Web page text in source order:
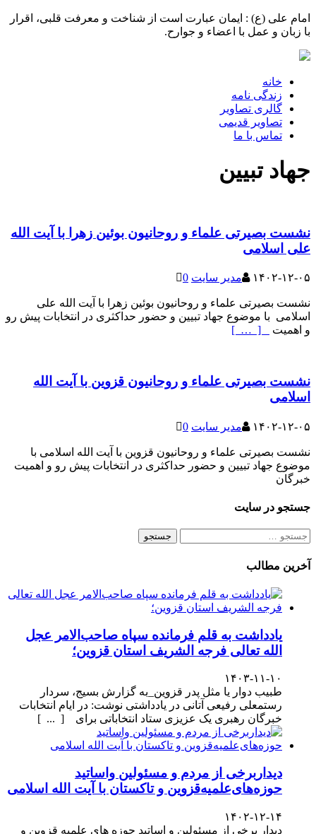
امام علی (ع) : ایمان عبارت است از شناخت و معرفت قلبی، اقرار
با زبان و عمل با اعضاء و جوارح.
خانه
زندگی نامه
گالری تصاویر
تصاویر قدیمی
تماس با ما
جهاد تبیین
نشست بصیرتی علماء و روحانیون بوئین زهرا با آیت الله
علی اسلامی
۱۴۰۲-۱۲-۰۵ مدیر سایت 0
نشست بصیرتی علماء و روحانیون بوئین زهرا با آیت الله علی
اسلامی با موضوع جهاد تبیین و حضور حداکثری در انتخابات پیش رو
و اهمیت
[ … ]
نشست بصیرتی علماء و روحانیون قزوین با آیت الله
اسلامی
۱۴۰۲-۱۲-۰۵ مدیر سایت 0
نشست بصیرتی علماء و روحانیون قزوین با آیت الله اسلامی با
موضوع جهاد تبیین و حضور حداکثری در انتخابات پیش رو و اهمیت
خبرگان
جستجو در سایت
جستجو
آخرین مطالب
یادداشت به قلم فرمانده سپاه صاحب‌الامر عجل
الله تعالی فرجه الشریف استان قزوین؛
۱۴۰۳-۱۱-۱۰
طبیب دوار یا مثل پدر قزوین_به گزارش بسیج، سردار
رستمعلی رفیعی آتانی در یادداشتی نوشت: در ایام انتخابات
خبرگان رهبری یک عزیزی ستاد انتخاباتی برای [ ... ]
دیداربرخی از مردم و مسئولین واساتید
حوزه‌های‌علمیه‌قزوین و تاکستان با آیت الله اسلامی
۱۴۰۲-۱۲-۱۴
دیدار برخی از مسئولین و اساتید حوزه های علمیه قزوین و